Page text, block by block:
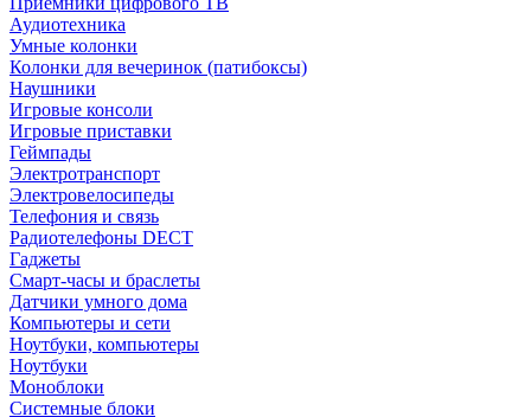
Аудиотехника
Умные колонки
Колонки для вечеринок (патибоксы)
Наушники
Игровые консоли
Игровые приставки
Геймпады
Электротранспорт
Электровелосипеды
Телефония и связь
Радиотелефоны DECT
Гаджеты
Смарт-часы и браслеты
Датчики умного дома
Компьютеры и сети
Ноутбуки, компьютеры
Ноутбуки
Моноблоки
Системные блоки